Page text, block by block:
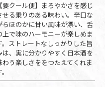
【要クール便】まろやかさを感じ
せる乗りのある味わい。辛口な
らほのかに甘い風味が漂い、舌
上で味のハーモニーが楽しめま
。ストレートなしっかりした旨
は、実に分かりやすく日本酒を
わう楽しさををつたえてくれま